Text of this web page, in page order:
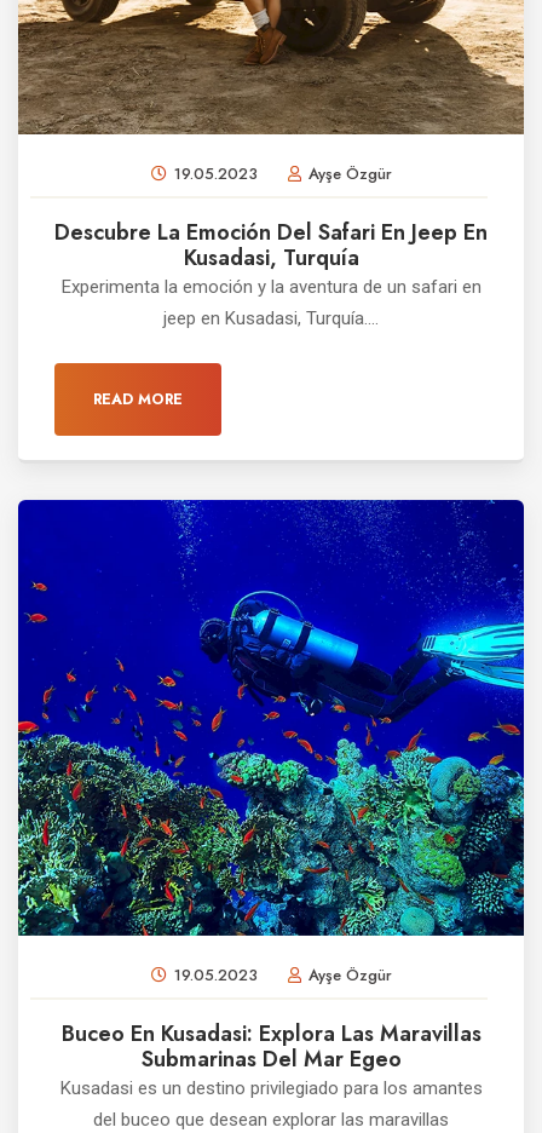
19.05.2023 Ayşe Özgür
Descubre La Emoción Del Safari En Jeep En
Kusadasi, Turquía
Experimenta la emoción y la aventura de un safari en
jeep en Kusadasi, Turquía....
READ MORE
19.05.2023 Ayşe Özgür
Buceo En Kusadasi: Explora Las Maravillas
Submarinas Del Mar Egeo
Kusadasi es un destino privilegiado para los amantes
del buceo que desean explorar las maravillas